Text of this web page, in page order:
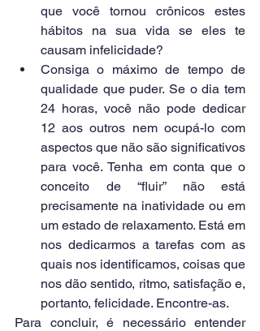
que você tornou crônicos estes
hábitos na sua vida se eles te
causam infelicidade?
Consiga o máximo de tempo de
qualidade que puder. Se o dia tem
24 horas, você não pode dedicar
12 aos outros nem ocupá-lo com
aspectos que não são significativos
para você. Tenha em conta que o
conceito de “fluir” não está
precisamente na inatividade ou em
um estado de relaxamento. Está em
nos dedicarmos a tarefas com as
quais nos identificamos, coisas que
nos dão sentido, ritmo, satisfação e,
portanto, felicidade. Encontre-as.
Para concluir, é necessário entender